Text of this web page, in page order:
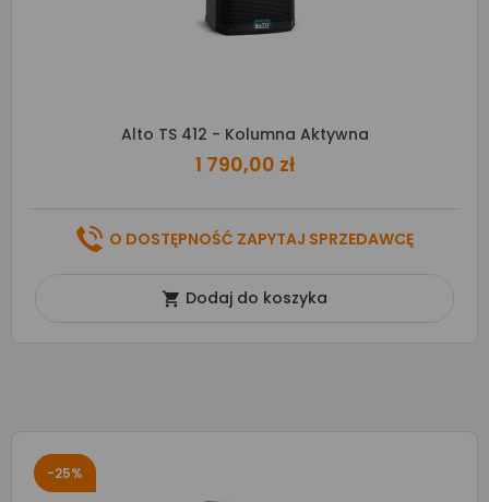
Alto TS 412 - Kolumna Aktywna
1 790,00 zł
O DOSTĘPNOŚĆ ZAPYTAJ SPRZEDAWCĘ
 Dodaj do koszyka
-25%